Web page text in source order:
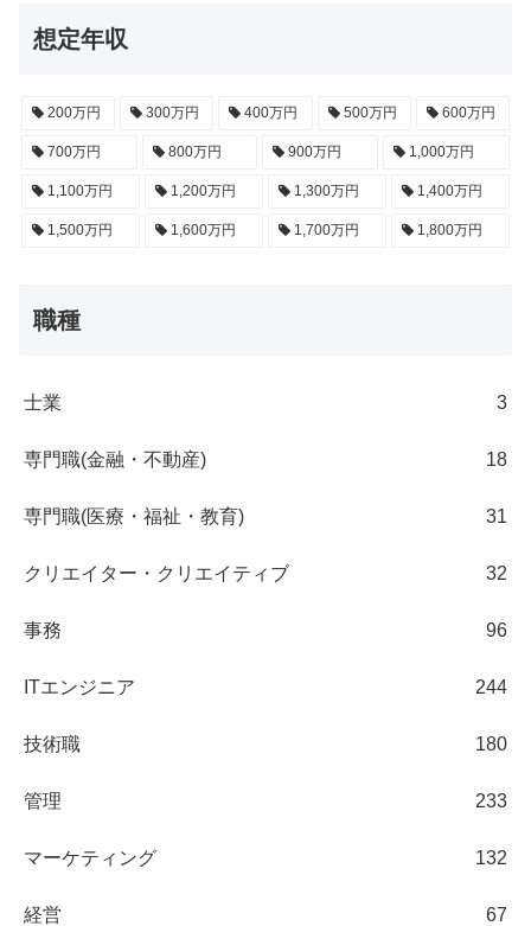
想定年収
200万円 300万円 400万円 500万円 600万円
700万円 800万円 900万円 1,000万円
1,100万円 1,200万円 1,300万円 1,400万円
1,500万円 1,600万円 1,700万円 1,800万円
職種
士業 3
専門職(金融・不動産) 18
専門職(医療・福祉・教育) 31
クリエイター・クリエイティブ 32
事務 96
ITエンジニア 244
技術職 180
管理 233
マーケティング 132
経営 67